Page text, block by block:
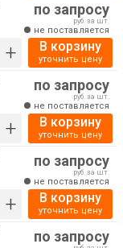
+
по запросу
руб. за шт.
не поставляется
В корзину
уточнить цену
+
по запросу
руб. за шт.
не поставляется
В корзину
уточнить цену
+
по запросу
руб. за шт.
не поставляется
В корзину
уточнить цену
по запросу